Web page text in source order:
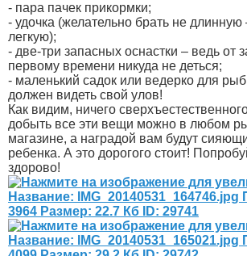
- пара пачек прикормки;
- удочка (желательно брать не длинную
легкую);
- две-три запасных оснастки – ведь от
первому времени никуда не деться;
- маленький садок или ведерко для
должен видеть свой улов!
Как видим, ничего
добыть все эти вещи можно в любом
магазине, а наградой вам будут
ребенка. А это дорогого стоит!
здорово!